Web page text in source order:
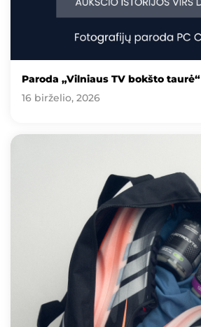
Paroda „Vilniaus TV bokšto taurė“
16 birželio, 2026